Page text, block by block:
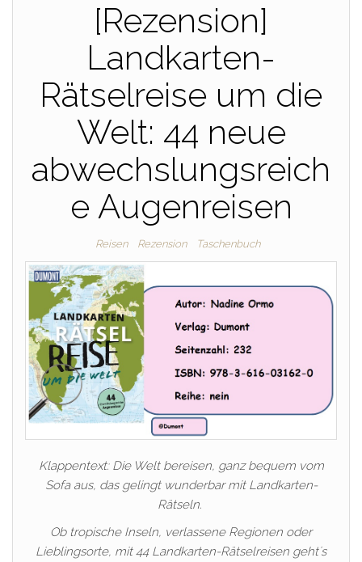
[Rezension]
Landkarten-
Rätselreise um die
Welt: 44 neue
abwechslungsreich
e Augenreisen
Reisen Rezension Taschenbuch
Klappentext: Die Welt bereisen, ganz bequem vom
Sofa aus, das gelingt wunderbar mit Landkarten-
Rätseln.
Ob tropische Inseln, verlassene Regionen oder
Lieblingsorte, mit 44 Landkarten-Rätselreisen geht´s